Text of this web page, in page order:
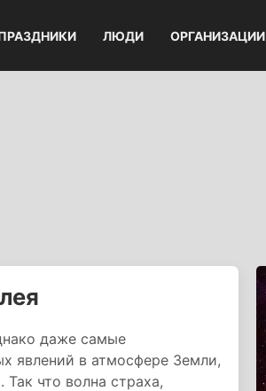
ЛЮДИ ОРГАНИЗАЦИИ
даже самые
явлений в атмосфере Земли,
что волна страха,